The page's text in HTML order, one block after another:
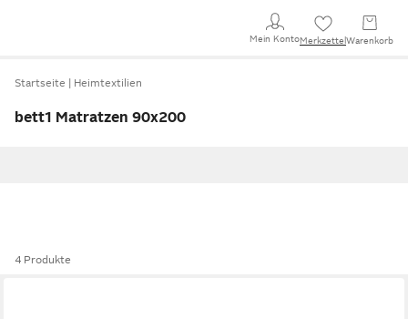
Mein KontoMerkzettel Warenkorb
Startseite Heimtextilien
bett1 Matratzen 90x200
4 Produkte